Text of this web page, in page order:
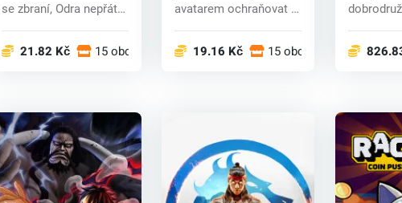
se zbraní, Odra nepřátel
21.82 Kč 15 obchodech
avatarem ochraňovat a
19.16 Kč 15 obchodech